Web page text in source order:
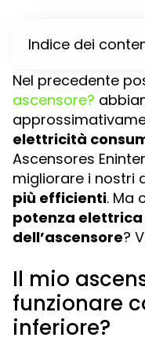
Indice dei
Nel precedente
ascensore?
elettricità
Ascensores
migliorare i nostri
più efficienti. Ma
potenza
dell’ascensore?
Il mio
funzionare
inferiore?